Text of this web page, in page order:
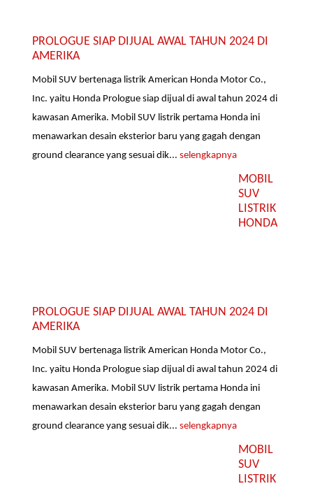
PROLOGUE SIAP DIJUAL AWAL TAHUN 2024 DI
AMERIKA
Mobil SUV bertenaga listrik American Honda Motor Co.,
Inc. yaitu Honda Prologue siap dijual di awal tahun 2024 di
kawasan Amerika. Mobil SUV listrik pertama Honda ini
menawarkan desain eksterior baru yang gagah dengan
ground clearance yang sesuai dik...selengkapnya
MOBIL
SUV
LISTRIK
HONDA
PROLOGUE SIAP DIJUAL AWAL TAHUN 2024 DI
AMERIKA
Mobil SUV bertenaga listrik American Honda Motor Co.,
Inc. yaitu Honda Prologue siap dijual di awal tahun 2024 di
kawasan Amerika. Mobil SUV listrik pertama Honda ini
menawarkan desain eksterior baru yang gagah dengan
ground clearance yang sesuai dik...selengkapnya
MOBIL
SUV
LISTRIK